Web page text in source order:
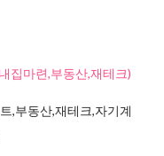
집마련,부동산,재테크)
,부동산,재테크,자기계